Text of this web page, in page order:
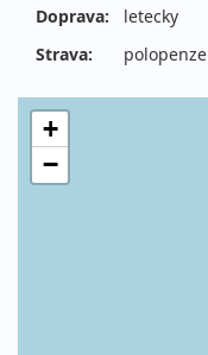
Doprava:
letecky
Strava:
polopenze
+
−